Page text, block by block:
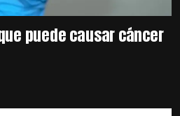
puede causar cáncer